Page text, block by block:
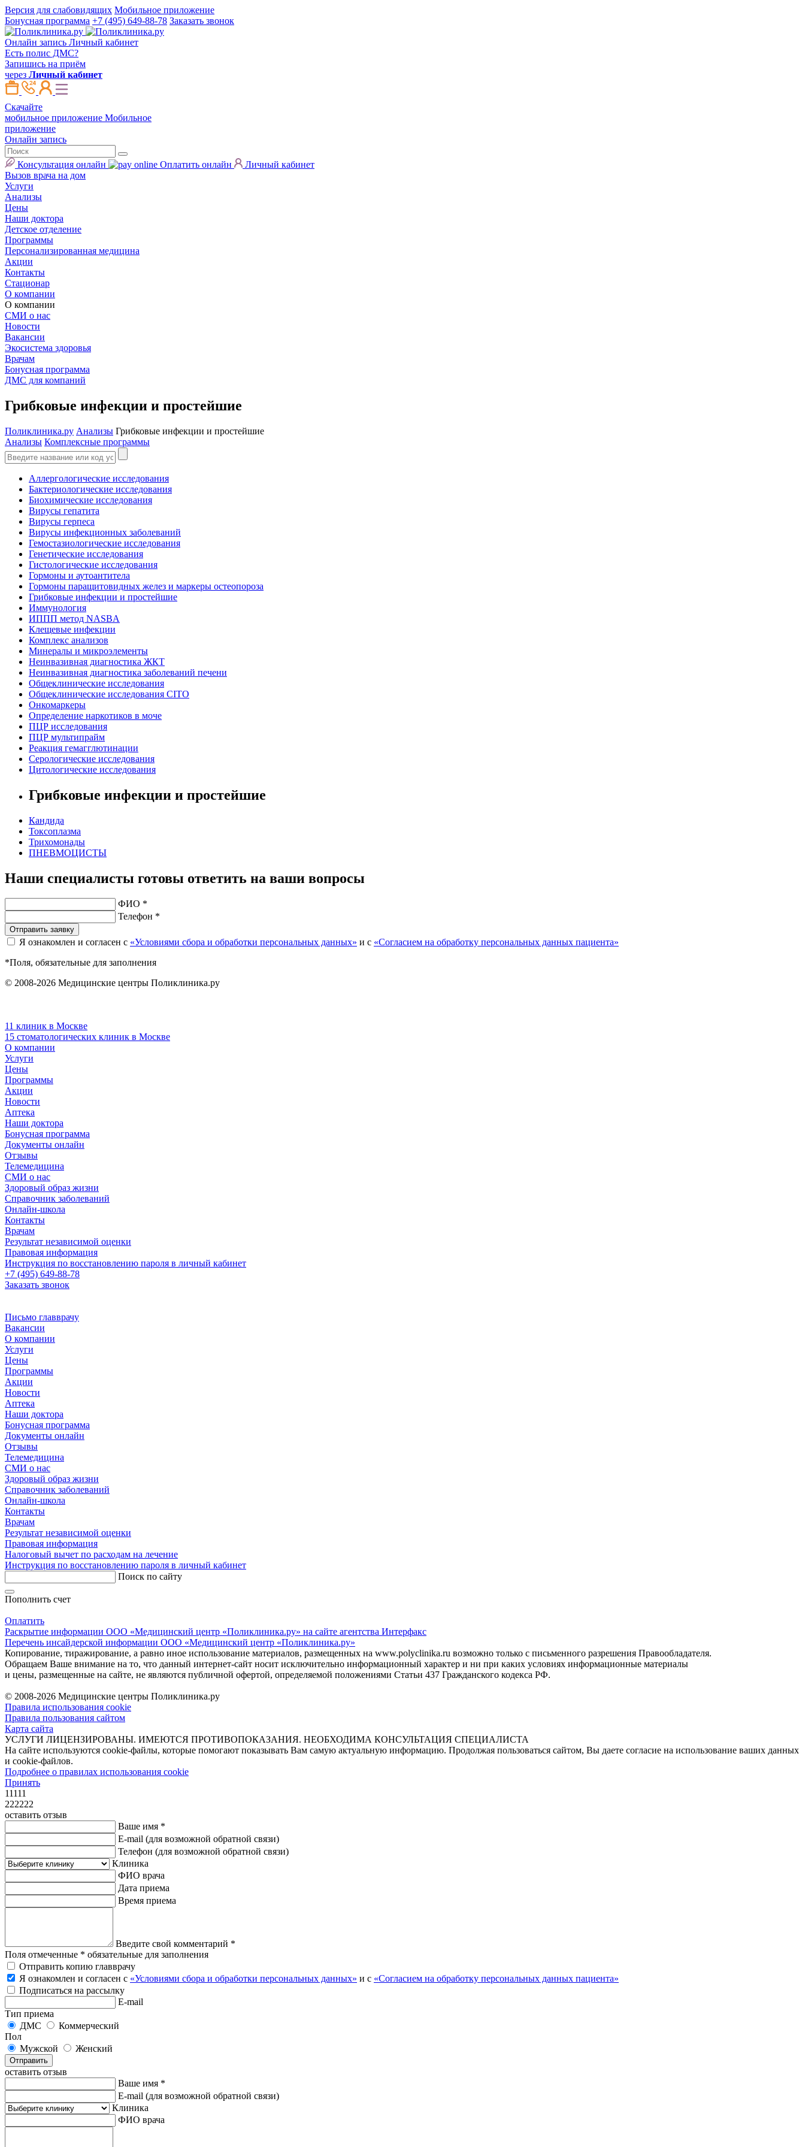
Версия для слабовидящих Мобильное приложение
Бонусная программа +7 (495) 649-88-78 Заказать звонок
Онлайн запись Личный кабинет
Есть полис ДМС?
Запишись на приём
через Личный кабинет
Скачайте
мобильное приложение Мобильное
приложение
Онлайн запись
Консультация онлайн Оплатить онлайн
Личный кабинет
Вызов врача на дом
Услуги
Анализы
Цены
Наши доктора
Детское отделение
Программы
Персонализированная медицина
Акции
Контакты
Стационар
О компании
О компании
СМИ о нас
Новости
Вакансии
Экосистема здоровья
Врачам
Бонусная программа
ДМС для компаний
Грибковые инфекции и простейшие
Поликлиника.ру Анализы Грибковые инфекции и простейшие
Анализы Комплексные программы
Аллергологические исследования
Бактериологические исследования
Биохимические исследования
Вирусы гепатита
Вирусы герпеса
Вирусы инфекционных заболеваний
Гемостазиологические исследования
Генетические исследования
Гистологические исследования
Гормоны и аутоантитела
Гормоны паращитовидных желез и маркеры остеопороза
Грибковые инфекции и простейшие
Иммунология
ИППП метод NASBA
Клещевые инфекции
Комплекс анализов
Минералы и микроэлементы
Неинвазивная диагностика ЖКТ
Неинвазивная диагностика заболеваний печени
Общеклинические исследования
Общеклинические исследования CITO
Онкомаркеры
Определение наркотиков в моче
ПЦР исследования
ПЦР мультипрайм
Реакция гемагглютинации
Серологические исследования
Цитологические исследования
Грибковые инфекции и простейшие
Кандида
Токсоплазма
Трихомонады
ПНЕВМОЦИСТЫ
Наши специалисты готовы ответить на ваши вопросы
ФИО *
Телефон *
Отправить заявку
Я ознакомлен и согласен с «Условиями сбора и обработки персональных данных» и с «Согласием на обработку персональных данных пациента»
*Поля, обязательные для заполнения
© 2008-2026 Медицинские центры Поликлиника.ру
11 клиник в Москве
15 стоматологических клиник в Москве
О компании
Услуги
Цены
Программы
Акции
Новости
Аптека
Наши доктора
Бонусная программа
Документы онлайн
Отзывы
Телемедицина
СМИ о нас
Здоровый образ жизни
Справочник заболеваний
Онлайн-школа
Контакты
Врачам
Результат независимой оценки
Правовая информация
Инструкция по восстановлению пароля в личный кабинет
+7 (495) 649-88-78
Заказать звонок
Письмо главврачу
Вакансии
О компании
Услуги
Цены
Программы
Акции
Новости
Аптека
Наши доктора
Бонусная программа
Документы онлайн
Отзывы
Телемедицина
СМИ о нас
Здоровый образ жизни
Справочник заболеваний
Онлайн-школа
Контакты
Врачам
Результат независимой оценки
Правовая информация
Налоговый вычет по расходам на лечение
Инструкция по восстановлению пароля в личный кабинет
Поиск по сайту
Пополнить счет
Оплатить
Раскрытие информации ООО «Медицинский центр «Поликлиника.ру» на сайте агентства Интерфакс
Перечень инсайдерской информации ООО «Медицинский центр «Поликлиника.ру»
Копирование, тиражирование, а равно иное использование материалов, размещенных на www.polyclinika.ru возможно только с письменного разрешения Правообладателя.
Обращаем Ваше внимание на то, что данный интернет-сайт носит исключительно информационный характер и ни при каких условиях информационные материалы
и цены, размещенные на сайте, не являются публичной офертой, определяемой положениями Статьи 437 Гражданского кодекса РФ.
© 2008-2026 Медицинские центры Поликлиника.ру
Правила использования cookie
Правила пользования сайтом
Карта сайта
УСЛУГИ ЛИЦЕНЗИРОВАНЫ. ИМЕЮТСЯ ПРОТИВОПОКАЗАНИЯ. НЕОБХОДИМА КОНСУЛЬТАЦИЯ СПЕЦИАЛИСТА
На сайте используются cookie-файлы, которые помогают показывать Вам самую актуальную информацию. Продолжая пользоваться сайтом, Вы даете согласие на использование ваших данных
и cookie-файлов.
Подробнее о правилах использования cookie
Принять
11111
222222
оставить отзыв
Ваше имя *
E-mail (для возможной обратной связи)
Телефон (для возможной обратной связи)
Клиника
ФИО врача
Дата приема
Время приема
Введите свой комментарий *
Поля отмеченные * обязательные для заполнения
Отправить копию главврачу
Я ознакомлен и согласен с «Условиями сбора и обработки персональных данных» и с «Согласием на обработку персональных данных пациента»
Подписаться на рассылку
E-mail
Тип приема
ДМС
Коммерческий
Пол
Мужской
Женский
Отправить
оставить отзыв
Ваше имя *
E-mail (для возможной обратной связи)
Клиника
ФИО врача